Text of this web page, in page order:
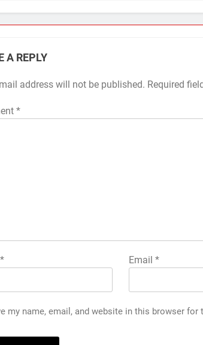
A REPLY
address will not be published. Required
*
* Email *
my name, email, and website in this browser